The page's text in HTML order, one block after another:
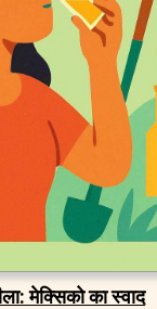
मेक्सिको का स्वाद